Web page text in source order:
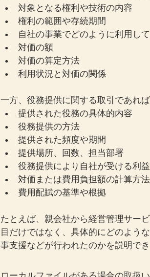
対象となる権利や技術の内容
権利の範囲や存続期間
自社の事業でどのように利用し
対価の額
対価の算定方法
利用状況と対価の関係
一方、役務提供に関する取引であれ
提供された役務の具体的内容
役務提供の方法
提供された頻度や期間
提供場所、回数、担当部署
役務提供により自社が受ける利益
対価または費用負担額の計算方法
費用配賦の基準や根拠
たとえば、親会社から経営管理サー
目だけではなく、具体的にどのよう
事支援などが行われたのかを説明で